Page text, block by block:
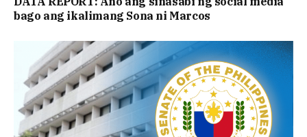
bago ang ikalimang Sona ni Marcos